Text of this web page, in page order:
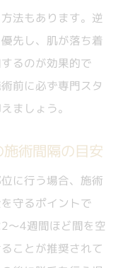
効率的なスケジ
隔を最適化する
法もあります。逆
先し、肌が落ち着
るのが効果的で
前に必ず専門スタ
ましょう。
術間隔の目安
に行う場合、施術
守るポイントで
〜4週間ほど間を空
ことが推奨されて